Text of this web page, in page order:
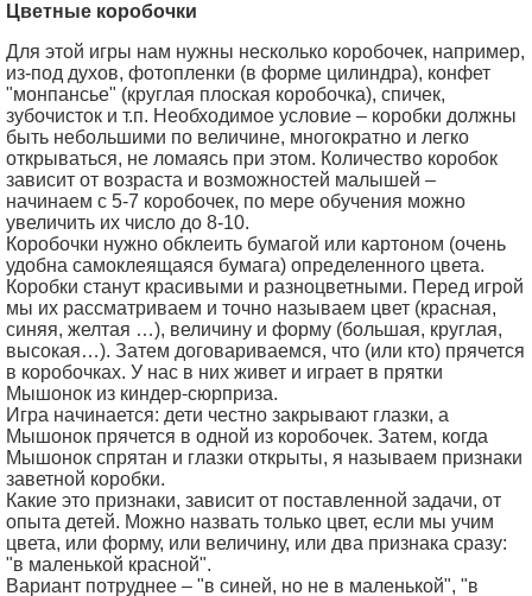
Цветные коробочки
Для этой игры нам нужны несколько коробочек, например,
из-под духов, фотопленки (в форме цилиндра), конфет
"монпансье" (круглая плоская коробочка), спичек,
зубочисток и т.п. Необходимое условие – коробки должны
быть небольшими по величине, многократно и легко
открываться, не ломаясь при этом. Количество коробок
зависит от возраста и возможностей малышей –
начинаем с 5-7 коробочек, по мере обучения можно
увеличить их число до 8-10.
Коробочки нужно обклеить бумагой или картоном (очень
удобна самоклеящаяся бумага) определенного цвета.
Коробки станут красивыми и разноцветными. Перед игрой
мы их рассматриваем и точно называем цвет (красная,
синяя, желтая …), величину и форму (большая, круглая,
высокая…). Затем договариваемся, что (или кто) прячется
в коробочках. У нас в них живет и играет в прятки
Мышонок из киндер-сюрприза.
Игра начинается: дети честно закрывают глазки, а
Мышонок прячется в одной из коробочек. Затем, когда
Мышонок спрятан и глазки открыты, я называем признаки
заветной коробки.
Какие это признаки, зависит от поставленной задачи, от
опыта детей. Можно назвать только цвет, если мы учим
цвета, или форму, или величину, или два признака сразу:
"в маленькой красной".
Вариант потруднее – "в синей, но не в маленькой", "в